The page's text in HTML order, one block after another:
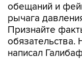
обещаний и
рычага
Признайте
написал